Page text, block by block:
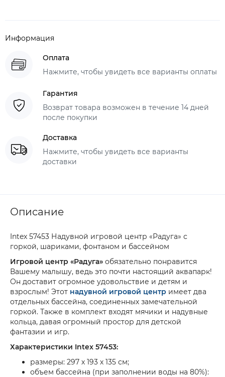
Информация
Оплата
Нажмите, чтобы увидеть все варианты оплаты
Гарантия
Возврат товара возможен в течение 14 дней
после покупки
Доставка
Нажмите, чтобы увидеть все варианты
доставки
Описание
Intex 57453 Надувной игровой центр «Радуга» с
горкой, шариками, фонтаном и бассейном
Игровой центр «Радуга» обязательно понравится
Вашему малышу, ведь это почти настоящий аквапарк!
Он доставит огромное удовольствие и детям и
взрослым! Этот надувной игровой центр имеет два
отдельных бассейна, соединенных замечательной
горкой. Также в комплект входят мячики и надувные
кольца, давая огромный простор для детской
фантазии и игр.
Характеристики Intex 57453:
размеры: 297 х 193 х 135 см;
объем бассейна (при заполнении воды на 80%):